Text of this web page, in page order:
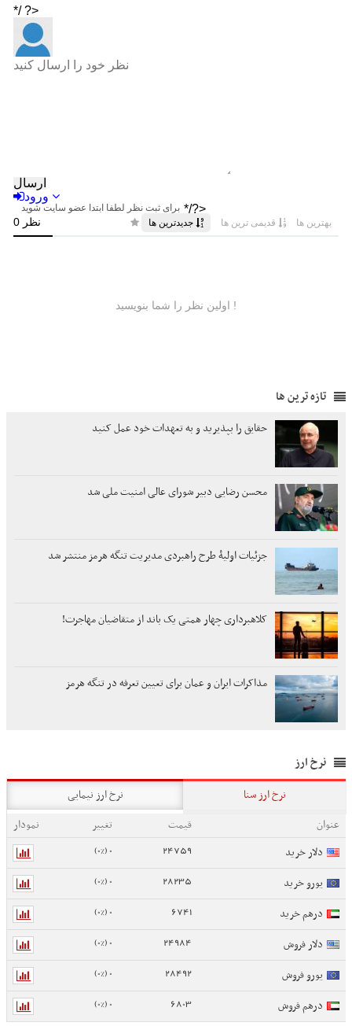
تازه ترین ها
حقایق را بپذیرید و به تعهدات خود عمل کنید
محسن رضایی دبیر شورای عالی امنیت ملی شد
جزئیات اولیۀ طرح راهبردی مدیریت تنگه هرمز منتشر شد
کلاهبرداری چهار همتی یک باند از متقاضیان مهاجرت!
مذاکرات ایران و عمان برای تعیین تعرفه در تنگه هرمز
نرخ ارز
نرخ ارز سنا
نرخ ارز نیمایی
عنوان
قیمت تغییر
نمودار
دلار خرید
24759
0 (0%)
یورو خرید 28235
0 (0%)
درهم خرید 6741
0 (0%)
دلار فروش 24984
0 (0%)
یورو فروش 28492
0 (0%)
درهم فروش 6803
0 (0%)